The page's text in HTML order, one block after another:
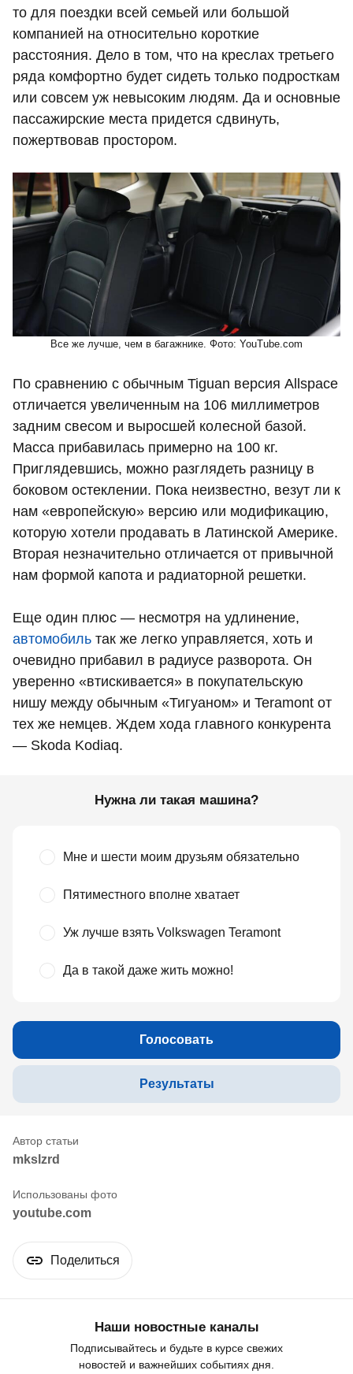
то для поездки всей семьей или большой
компанией на относительно короткие
расстояния. Дело в том, что на креслах третьего
ряда комфортно будет сидеть только подросткам
или совсем уж невысоким людям. Да и основные
пассажирские места придется сдвинуть,
пожертвовав простором.
Все же лучше, чем в багажнике. Фото: YouTube.com
По сравнению с обычным Tiguan версия Allspace
отличается увеличенным на 106 миллиметров
задним свесом и выросшей колесной базой.
Масса прибавилась примерно на 100 кг.
Приглядевшись, можно разглядеть разницу в
боковом остеклении. Пока неизвестно, везут ли к
нам «европейскую» версию или модификацию,
которую хотели продавать в Латинской Америке.
Вторая незначительно отличается от привычной
нам формой капота и радиаторной решетки.
Еще один плюс — несмотря на удлинение,
автомобиль так же легко управляется, хоть и
очевидно прибавил в радиусе разворота. Он
уверенно «втискивается» в покупательскую
нишу между обычным «Тигуаном» и Teramont от
тех же немцев. Ждем хода главного конкурента
— Skoda Kodiaq.
Нужна ли такая машина?
Мне и шести моим друзьям обязательно
Пятиместного вполне хватает
Уж лучше взять Volkswagen Teramont
Да в такой даже жить можно!
Голосовать
Результаты
mkslzrd
youtube.com
Поделиться
Наши новостные каналы
Подписывайтесь и будьте в курсе свежих
новостей и важнейших событиях дня.